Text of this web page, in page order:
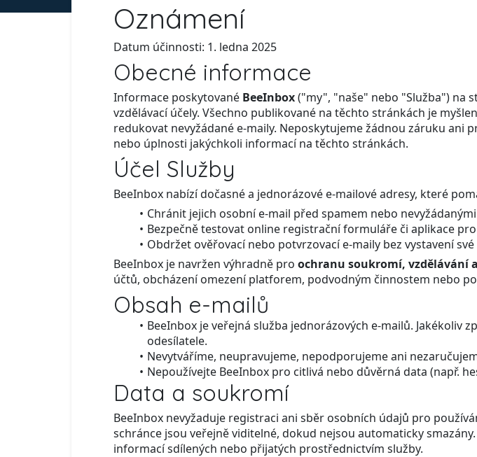
Oznámení
Datum účinnosti: 1. ledna 2025
Obecné informace
Informace poskytované BeeInbox("my", "naše" nebo "Služba") na
vzdělávací účely. Všechno publikované na těchto stránkách je
redukovat nevyžádané e-maily. Neposkytujeme žádnou záruku
nebo úplnosti jakýchkoli informací na těchto stránkách.
Účel Služby
BeeInbox nabízí dočasné a jednorázové e-mailové adresy, které
Chránit jejich osobní e-mail před spamem nebo
Bezpečně testovat online registrační formuláře či aplikace
Obdržet ověřovací nebo potvrzovací e-maily bez vystavení
BeeInbox je navržen výhradně pro ochranu soukromí, vzdělávání
účtů, obcházení omezení platforem, podvodným činnostem nebo
Obsah e-mailů
BeeInbox je veřejná služba jednorázových e-mailů. Jakékoliv
odesílatele.
Nevytváříme, neupravujeme, nepodporujeme ani
Nepoužívejte BeeInbox pro citlivá nebo důvěrná data (např.
Data a soukromí
BeeInbox nevyžaduje registraci ani sběr osobních údajů pro
schránce jsou veřejně viditelné, dokud nejsou automaticky
informací sdílených nebo přijatých prostřednictvím služby.